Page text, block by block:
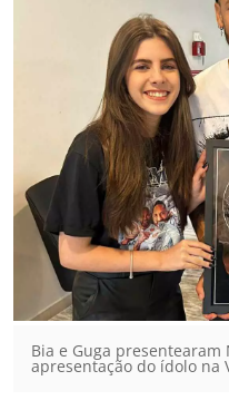
Bia e Guga
apresentação do ídolo na